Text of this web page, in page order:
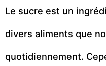
Le sucre est un
divers aliments que
quotidiennement.